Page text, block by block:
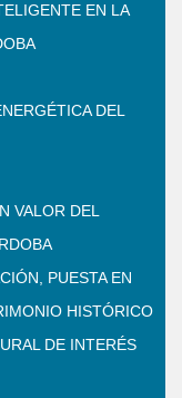
EN LA
DEL
VALOR DEL
PUESTA EN
HISTÓRICO
DE INTERÉS